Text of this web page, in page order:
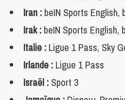
Iran : beIN Sports English,
Irak : beIN Sports English,
Italie : Ligue 1 Pass, Sky
Irlande : Ligue 1 Pass
Israël : Sport 3